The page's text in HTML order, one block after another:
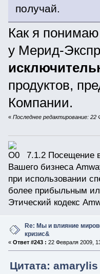
получай.
Как я
у Мерид-
продуктов,
Компании.
« Последнее редактирование: 22
7.1.2 Посещение
Вашего бизнеса
при использовании
более прибыльным
Этический кодекс
Re: Мы и влияние
кризис&
« Ответ #243 : 22 Февраля 2009,
Цитата: